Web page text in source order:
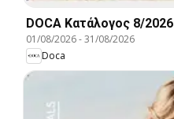
DOCA Kατάλογος 8/2026
01/08/2026-31/08/2026
Doca